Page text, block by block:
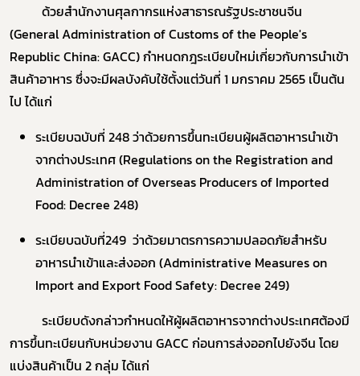
ด้วยสำนักงานศุลกากรแห่งสาธารณรัฐประชาชนจีน
(General Administration of Customs of the People's
Republic China: GACC) กำหนดกฎระเบียบใหม่เกี่ยวกับการนำเข้า
สินค้าอาหาร ซึ่งจะมีผลบังคับใช้ตั้งแต่วันที่ 1 มกราคม 2565 เป็นต้น
ไป ได้แก่
ระเบียบฉบับที่ 248 ว่าด้วยการขึ้นทะเบียนผู้ผลิตอาหารนำเข้า
จากต่างประเทศ (Regulations on the Registration and
Administration of Overseas Producers of Imported
Food: Decree 248)
ระเบียบฉบับที่249 ว่าด้วยมาตรการความปลอดภัยสำหรับ
อาหารนำเข้าและส่งออก (Administrative Measures on
Import and Export Food Safety: Decree 249)
ระเบียบดังกล่าวกำหนดให้ผู้ผลิตอาหารจากต่างประเทศต้องมี
การขึ้นทะเบียนกับหน่วยงาน GACC ก่อนการส่งออกไปยังจีน โดย
แบ่งสินค้าเป็น 2 กลุ่ม ได้แก่